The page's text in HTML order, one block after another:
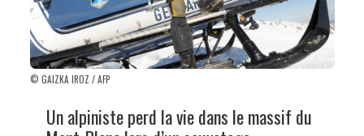
© GAIZKA IROZ / AFP
Un alpiniste perd la vie dans le massif du